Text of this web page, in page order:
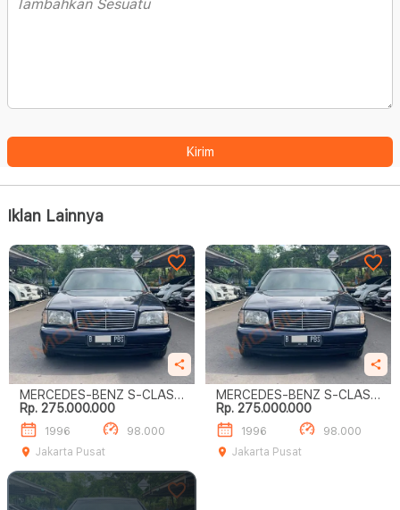
Kirim
Iklan Lainnya
MERCEDES-BENZ S-CLASS
S320
Rp. 275.000.000
1996
98.000
Jakarta Pusat
MERCEDES-BENZ S-CLASS
S320
Rp. 275.000.000
1996
98.000
Jakarta Pusat